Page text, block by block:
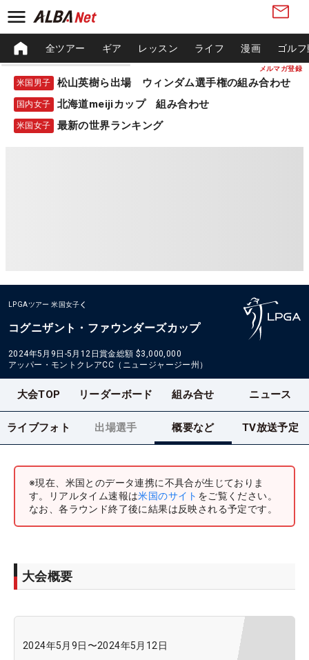
メルマガ登録
全ツアー ギア レッスン ライフ 漫画 ゴル
米国男子 松山英樹ら出場 ウィンダム選手権の組み合わせ
国内女子 北海道meijiカップ 組み合わせ
米国女子 最新の世界ランキング
LPGAツアー 米国女子
コグニザント・ファウンダーズカップ
2024年5月9日-5月12日賞金総額 $3,000,000
アッパー・モントクレアCC（ニュージャージー州）
大会TOP リーダーボード 組み合せ ニュース
ライブフォト 出場選手 概要など TV放送予定
※現在、米国とのデータ連携に不具合が生じておりま
す。リアルタイム速報は米国のサイト をご覧ください。
なお、各ラウンド終了後に結果は反映される予定です。
大会概要
2024年5月9日 〜2024年5月12日